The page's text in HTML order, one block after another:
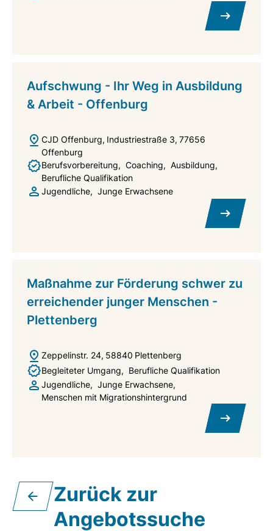
Aufschwung - Ihr Weg in Ausbildung
& Arbeit - Offenburg
CJD Offenburg Industriestraße 3 77656
Offenburg
Berufsvorbereitung
Coaching
Ausbildung
Berufliche Qualifikation
Jugendliche
Junge Erwachsene
Maßnahme zur Förderung schwer zu
erreichender junger Menschen -
Plettenberg
Zeppelinstr. 24 58840 Plettenberg
Begleiteter Umgang
Berufliche Qualifikation
Jugendliche
Junge Erwachsene
Menschen mit Migrationshintergrund
Zurück zur
Angebotssuche